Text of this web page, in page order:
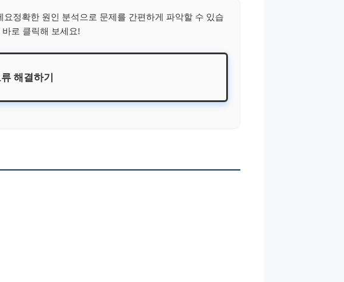
정확한 원인 분석으로 문제를 간편하게 파악할 수 있습
로 클릭해 보세요!
해결하기